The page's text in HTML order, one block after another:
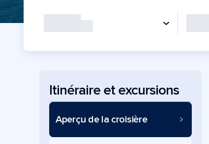
Itinéraire et excursions
Aperçu de la croisière